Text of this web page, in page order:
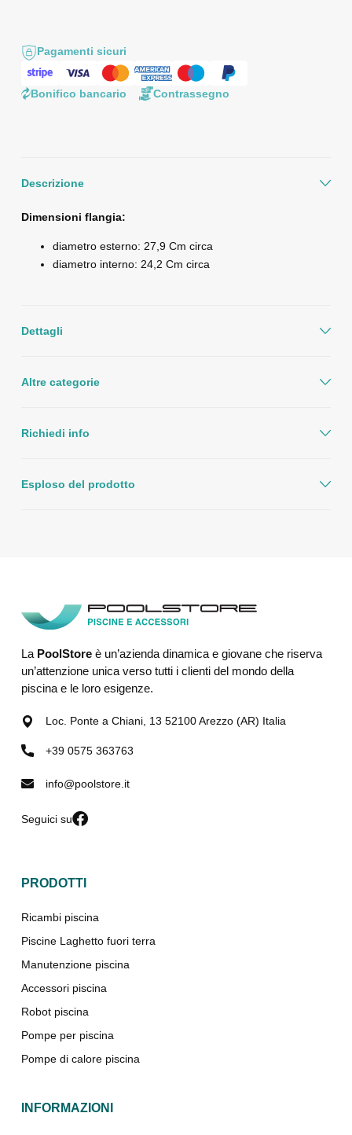
Pagamenti sicuri
Bonifico bancario Contrassegno
Descrizione
Dimensioni flangia:
diametro esterno: 27,9 Cm circa
diametro interno: 24,2 Cm circa
Dettagli
Altre categorie
Richiedi info
Esploso del prodotto
La PoolStoreè un’azienda dinamica e giovane che riserva
un’attenzione unica verso tutti i clienti del mondo della
piscina e le loro esigenze.
Loc. Ponte a Chiani, 13 52100 Arezzo (AR) Italia
+39 0575 363763
info@poolstore.it
Seguici su
PRODOTTI
Ricambi piscina
Piscine Laghetto fuori terra
Manutenzione piscina
Accessori piscina
Robot piscina
Pompe per piscina
Pompe di calore piscina
INFORMAZIONI